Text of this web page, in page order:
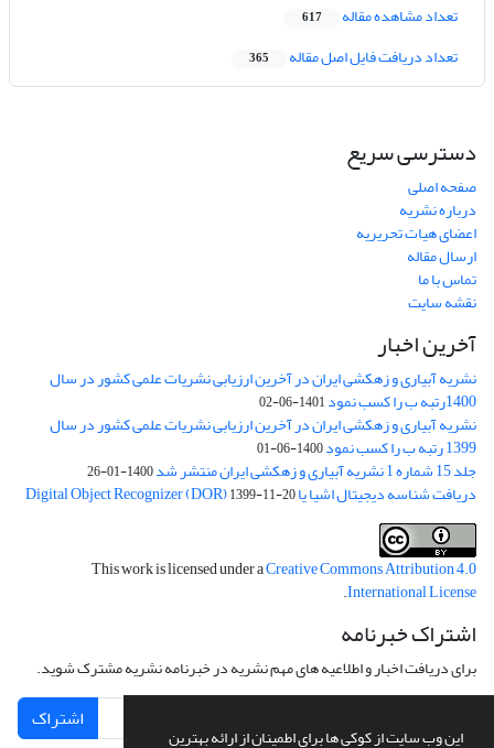
این وب سایت از کوکی ها برای اطمینان از ارائه بهترین
تعداد مشاهده مقاله 617
تعداد دریافت فایل اصل مقاله 365
دسترسی سریع
صفحه اصلی
درباره نشریه
اعضای هیات تحریریه
ارسال مقاله
تماس با ما
نقشه سایت
آخرین اخبار
نشریه آبیاری و زهکشی ایران در آخرین ارزیابی نشریات علمی کشور در سال
1400رتبه ب را کسب نمود 1401-06-02
نشریه آبیاری و زهکشی ایران در آخرین ارزیابی نشریات علمی کشور در سال
1399 رتبه ب را کسب نمود 1400-06-01
جلد 15 شماره 1 نشریه آبیاری و زهکشی ایران منتشر شد 1400-01-26
دریافت شناسه دیجیتال اشیا یا Digital Object Recognizer (DOR)1399-11-20
This work is licensed under aCreative Commons Attribution 4.0
International License
.
اشتراک خبرنامه
برای دریافت اخبار و اطلاعیه های مهم نشریه در خبرنامه نشریه مشترک شوید.
اشتراک